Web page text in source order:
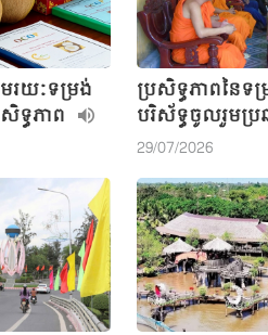
រយៈទម្រង់
ទ្ធភាព
ប្រសិទ្ធភាពនៃទ
បរិស័ទ្ធចូលរួមប្
29/07/2026